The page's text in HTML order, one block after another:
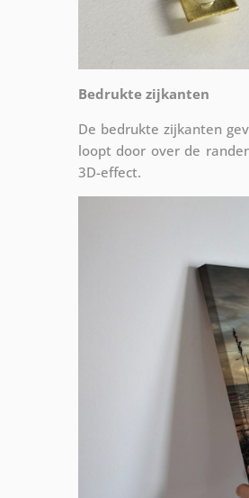
Bedrukte zijkanten
De bedrukte zijkanten
loopt door over de
3D-effect.